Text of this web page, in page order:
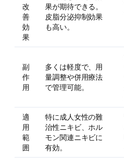
改
善
効
果
果が期待できる。
皮脂分泌抑制効果
も高い。
副
作
用
多くは軽度で、用
量調整や併用療法
で管理可能。
適
用
範
囲
特に成人女性の難
治性ニキビ、ホル
モン関連ニキビに
有効。